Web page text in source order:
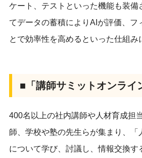
ケート、テストといった機能も装備
てデータの蓄積によりAIが評価、フ
とで効率性を高めるといった仕組み
■「講師サミットオンライ
400名以上の社内講師や人材育成担
師、学校や塾の先生らが集まり、「
について学び、討議し、情報交換す